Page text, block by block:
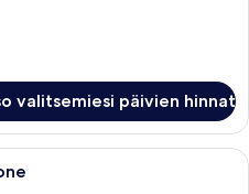
valitsemiesi päivien hinnat
Kahden hengen economy-huone |